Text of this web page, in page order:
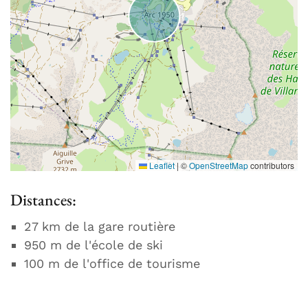
Leaflet | ©OpenStreetMapcontributors
Distances:
27 km de la gare routière
950 m de l'école de ski
100 m de l'office de tourisme